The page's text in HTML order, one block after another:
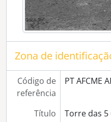
[Série] Oficina
[Série]
[Série] Casa
[Série]
[Série]
[Série] Fábrica
[Série] Central
[Série] Stand
Zona de
Código de
referência
PT AFCME
Título
Torre das 5